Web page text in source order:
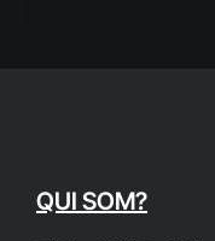
QUI SOM?